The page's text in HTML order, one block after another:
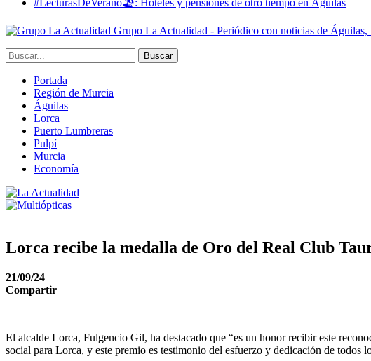
#LecturasDeVerano🏖: Hoteles y pensiones de otro tiempo en Águilas
Grupo La Actualidad - Periódico con noticias de
Portada
Región de Murcia
Águilas
Lorca
Puerto Lumbreras
Pulpí
Murcia
Economía
Lorca recibe la medalla de Oro del Real Club
21/09/24
Compartir
El alcalde Lorca, Fulgencio Gil, ha destacado que “es un honor recibir este
social para Lorca, y este premio es testimonio del esfuerzo y dedicación de todos